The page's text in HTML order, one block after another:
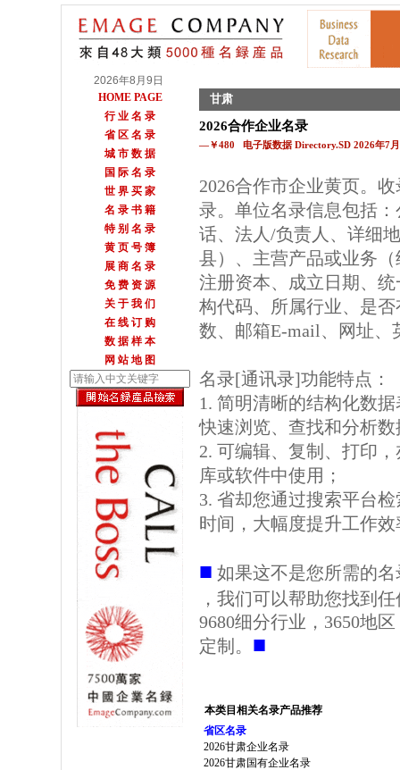
2026年8月9日
HOME PAGE
行 业 名 录
省 区 名 录
城 市 数 据
国 际 名 录
世 界 买 家
名 录 书 籍
特 别 名 录
黄 页 号 簿
展 商 名 录
免 费 资 源
关 于 我 们
在 线 订 购
数 据 样 本
网 站 地 图
甘肃
2026合作企业名录
—￥480 电子版数据 Directory.SD 2026年7
2026合作市企业黄页。
录。单位名录信息包括
话、法人/负责人、详细
县）、主营产品或业务
注册资本、成立日期、
构代码、所属行业、是
数、邮箱E-mail、网址、
名录[通讯录]功能特点：
1. 简明清晰的结构化数
快速浏览、查找和分析数
2. 可编辑、复制、打印
库或软件中使用；
3. 省却您通过搜索平台
时间，大幅度提升工作效
■ 如果这不是您所需的
，我们可以帮助您找到
9680细分行业，3650地
定制。 ■
本类目相关名录产品推荐
省区名录
2026甘肃企业名录
2026甘肃国有企业名录